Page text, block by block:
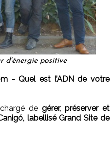
d'énergie positive
- Quel est l’ADN de votre
de gérer, préserver et
labellisé Grand Site de